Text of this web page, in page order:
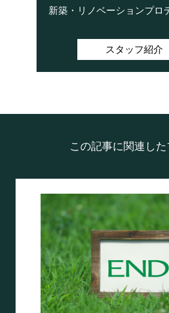
新築・リノベーションプロ
スタッフ紹介
この記事に関連し